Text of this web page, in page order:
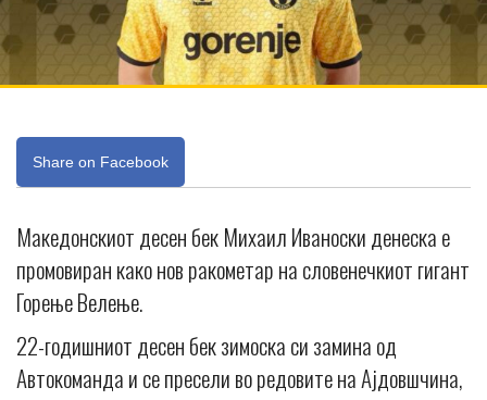
Share on Facebook
Македонскиот десен бек Михаил Иваноски денеска е
промовиран како нов ракометар на словенечкиот гигант
Горење Велење.
22-годишниот десен бек зимоска си замина од
Автокоманда и се пресели во редовите на Ајдовшчина,